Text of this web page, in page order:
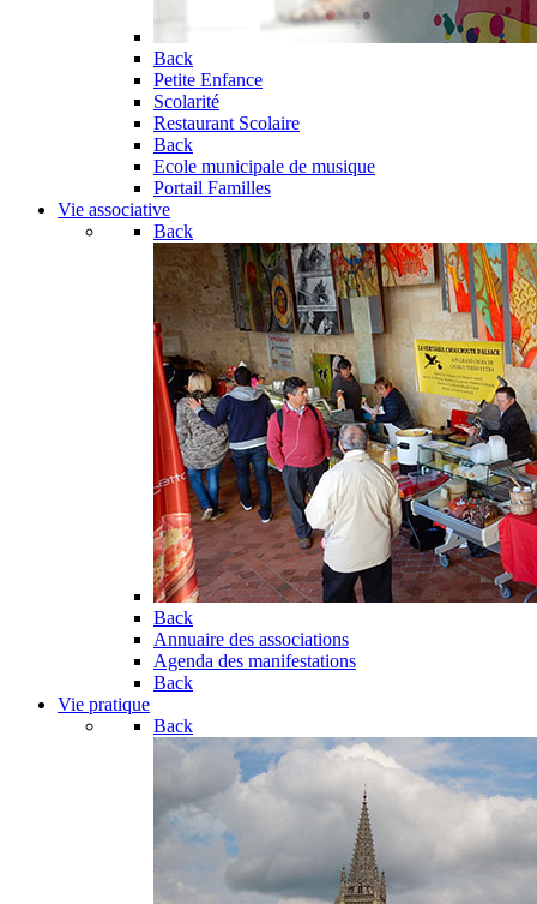
Back
Petite Enfance
Scolarité
Restaurant Scolaire
Back
Ecole municipale de musique
Portail Familles
Vie associative
Back
Back
Annuaire des associations
Agenda des manifestations
Back
Vie pratique
Back